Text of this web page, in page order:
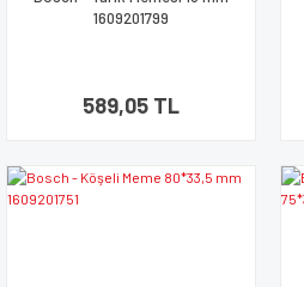
1609201799
589,05 TL